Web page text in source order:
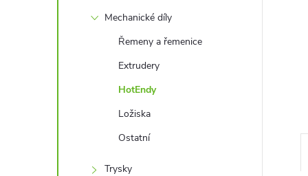
Mechanické díly
Řemeny a řemenice
Extrudery
HotEndy
Ložiska
Ostatní
Trysky